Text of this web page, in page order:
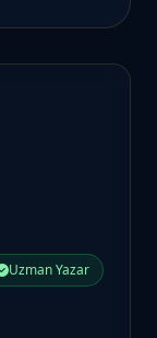
Uzman Yazar